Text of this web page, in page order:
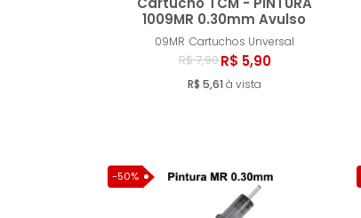
1009MR 0.30mm Avulso
09MR Cartuchos Unversal
R$ 7,90R$ 5,90
R$ 5,61 à vista
Comprar
-50%